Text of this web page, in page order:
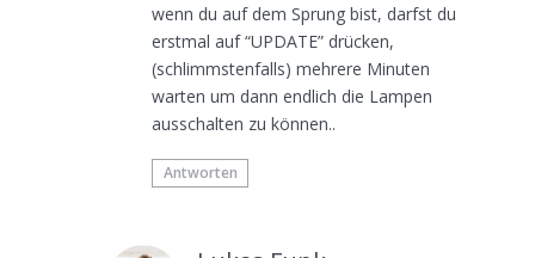
wenn du auf dem Sprung bist, darfst du
erstmal auf “UPDATE” drücken,
(schlimmstenfalls) mehrere Minuten
warten um dann endlich die Lampen
ausschalten zu können..
Antworten